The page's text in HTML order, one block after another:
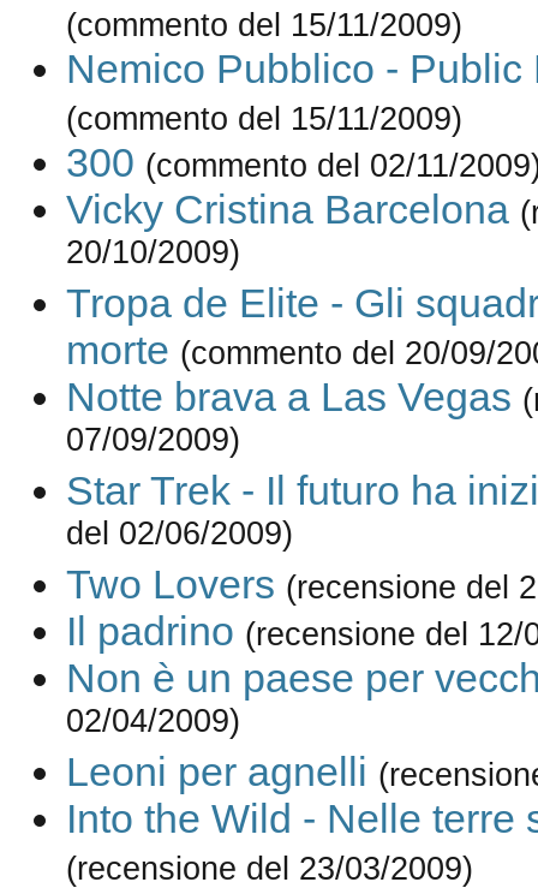
(commento del 15/11/2009)
Nemico Pubblico - Public
(commento del 15/11/2009)
300 (commento del 02/11/
Vicky Cristina Barcelona
20/10/2009)
Tropa de Elite - Gli
morte (commento del 20/09/
Notte brava a Las Vegas
07/09/2009)
Star Trek - Il futuro ha
del 02/06/2009)
Two Lovers (recensione del
Il padrino (recensione del 12/
Non è un paese per
02/04/2009)
Leoni per agnelli
Into the Wild - Nelle terre
(recensione del 23/03/2009)